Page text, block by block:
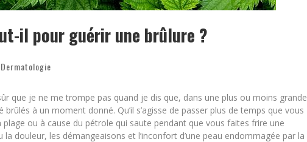
il pour guérir une brûlure ?
Dermatologie
que je ne me trompe pas quand je dis que, dans une plus ou moins grande
à un moment donné. Qu’il s’agisse de passer plus de temps que vous
plage ou à cause du pétrole qui saute pendant que vous faites frire une
douleur, les démangeaisons et l’inconfort d’une peau endommagée par la